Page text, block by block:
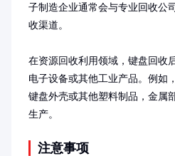
子制造企业通常会与专业回收公
收渠道。
在资源回收利用领域，键盘回收
电子设备或其他工业产品。例如
键盘外壳或其他塑料制品，金属
生产。
注意事项